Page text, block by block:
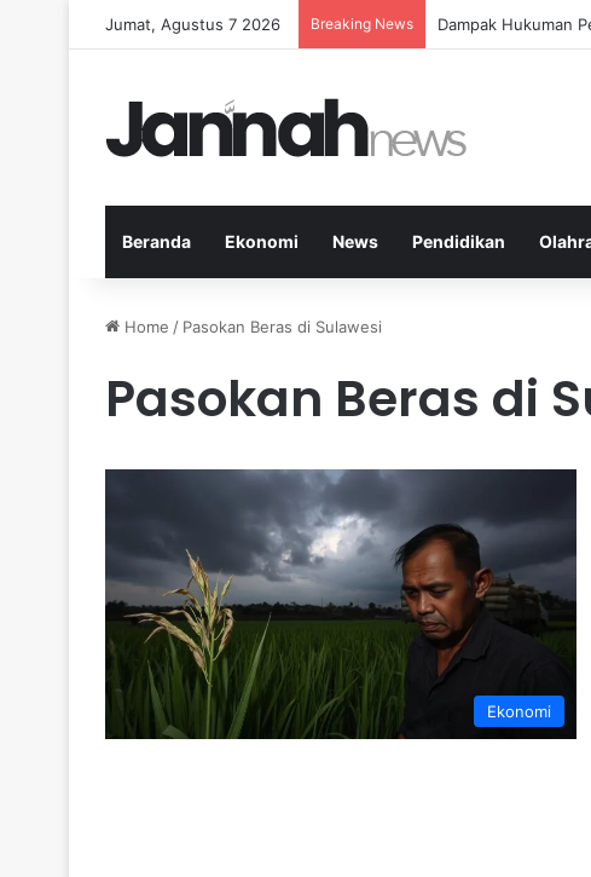
Jumat, Agustus 7 2026 Breaking News Panduan Fitness
Beranda Ekonomi News Pendidikan
Home / Pasokan Beras di Sulawesi
Pasokan Beras di
Ekonomi